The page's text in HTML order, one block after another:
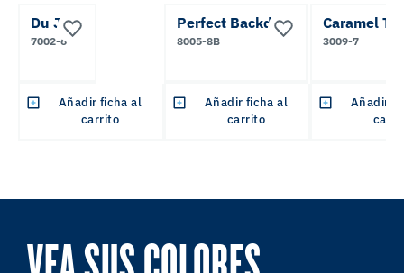
Du Jour
7002-6
Añadir ficha al
carrito
Perfect Backdrop
8005-8B
Añadir ficha al
carrito
Caramel
3009-7
Añadir